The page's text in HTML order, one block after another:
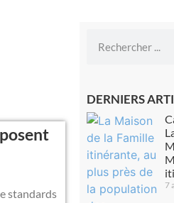
standards
DERNIERS
7